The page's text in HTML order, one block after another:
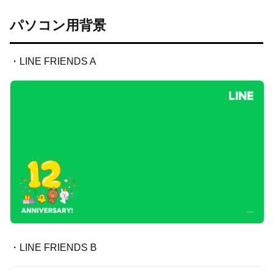
パソコン用背景
・LINE FRIENDS A
・LINE FRIENDS B